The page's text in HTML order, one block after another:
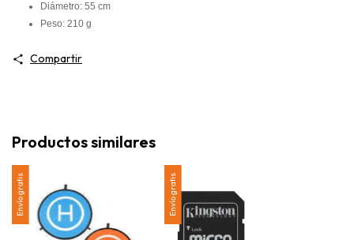
Diámetro: 55 cm
Peso: 210 g
Compartir
Productos similares
Envío gratis Envío gratis